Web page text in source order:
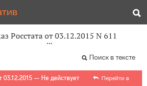
Росстата от 03.12.2015 N 611
Поиск в тексте
03.12.2015 — Не действует
Перейти в